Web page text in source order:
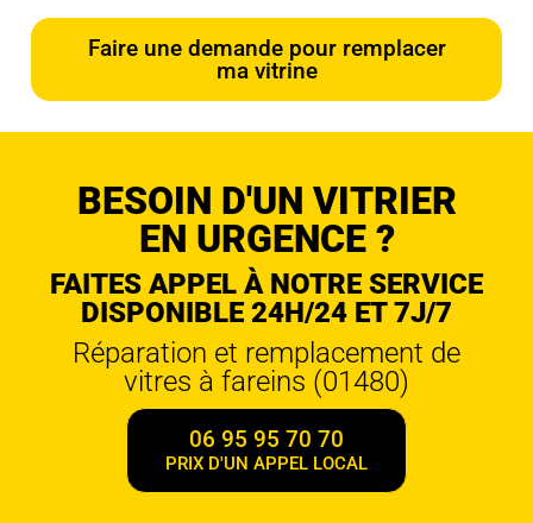
Faire une demande pour remplacer
ma vitrine
BESOIN D'UN VITRIER
EN URGENCE ?
FAITES APPEL À NOTRE SERVICE
DISPONIBLE 24H/24 ET 7J/7
Réparation et remplacement de
vitres à fareins (01480)
06 95 95 70 70
PRIX D'UN APPEL LOCAL